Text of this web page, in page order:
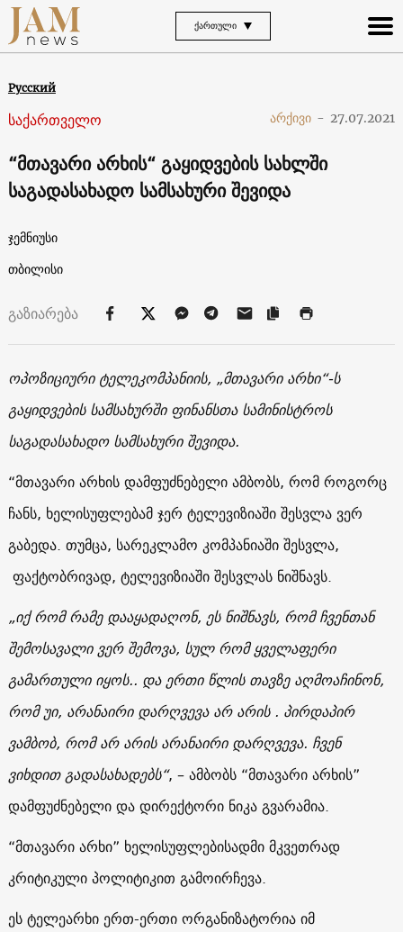
ᲥᲐᲠᲗᲣᲚᲘ
Русский
საქართველო არქივი - 27.07.2021
“მთავარი არხის“ გაყიდვების სახლში
საგადასახადო სამსახური შევიდა
ჯემნიუსი
თბილისი
გაზიარება
ოპოზიციური ტელეკომპანიის, „მთავარი არხი“-ს
გაყიდვების სამსახურში ფინანსთა სამინისტროს
საგადასახადო სამსახური შევიდა.
“მთავარი არხის დამფუძნებელი ამბობს, რომ როგორც
ჩანს, ხელისუფლებამ ჯერ ტელევიზიაში შესვლა ვერ
გაბედა. თუმცა, სარეკლამო კომპანიაში შესვლა,
ფაქტობრივად, ტელევიზიაში შესვლას ნიშნავს.
„იქ რომ რამე დააყადაღონ, ეს ნიშნავს, რომ ჩვენთან
შემოსავალი ვერ შემოვა, სულ რომ ყველაფერი
გამართული იყოს.. და ერთი წლის თავზე აღმოაჩინონ,
რომ უი, არანაირი დარღვევა არ არის . პირდაპირ
ვამბობ, რომ არ არის არანაირი დარღვევა. ჩვენ
ვიხდით გადასახადებს“, – ამბობს “მთავარი არხის”
დამფუძნებელი და დირექტორი ნიკა გვარამია.
“მთავარი არხი” ხელისუფლებისადმი მკვეთრად
კრიტიკული პოლიტიკით გამოირჩევა.
ეს ტელეარხი ერთ-ერთი ორგანიზატორია იმ